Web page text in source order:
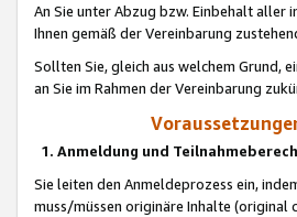
An Sie unter Abzug bzw. Einbehalt
Ihnen gemäß der Vereinbarung
Sollten Sie, gleich aus welchem Grund,
an Sie im Rahmen der Vereinbarung
1. Anmeldung und
Sie leiten den Anmeldeprozess ein,
muss/müssen originäre Inhalte (original